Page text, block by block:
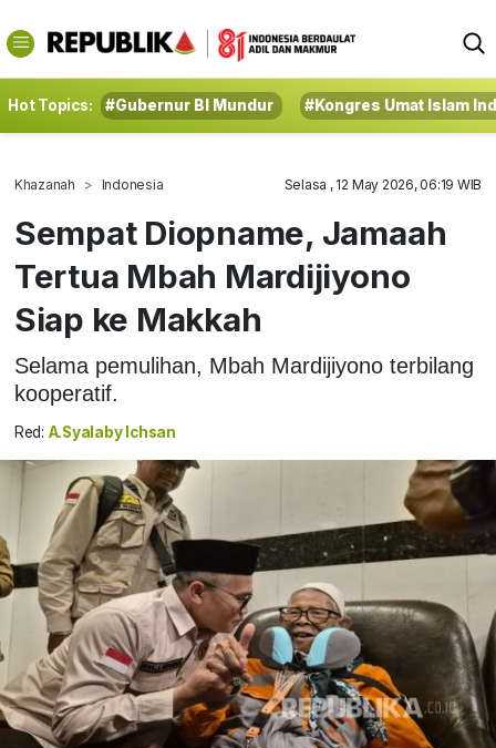
Hot Topics: #Gubernur BI Mundur #Kongres Umat Islam
Khazanah Indonesia Selasa , 12 May 2026, 06:19 WIB
Sempat Diopname, Jamaah
Tertua Mbah Mardijiyono
Siap ke Makkah
Selama pemulihan, Mbah Mardijiyono terbilang
kooperatif.
Red: A.Syalaby Ichsan